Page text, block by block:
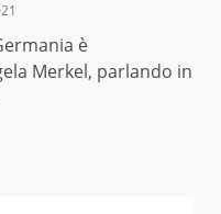
è
Merkel, parlando in